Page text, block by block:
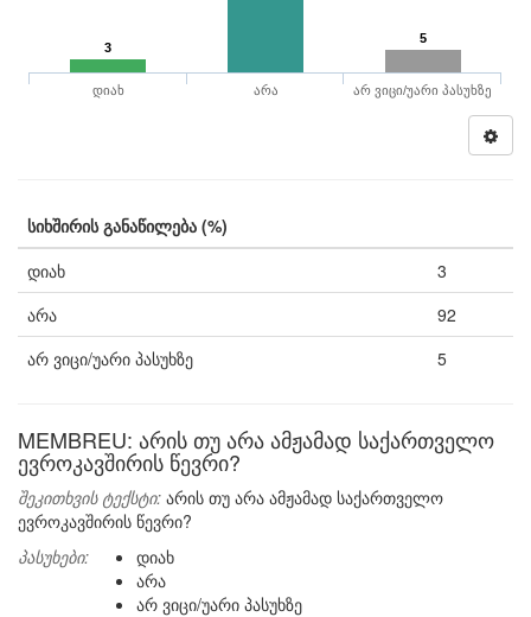
3
5
დიახ არა არ ვიცი/უარი პასუხზე
სიხშირის განაწილება (%)
დიახ
3
არა
92
არ ვიცი/უარი პასუხზე
5
MEMBREU: არის თუ არა ამჟამად საქართველო
ევროკავშირის წევრი?
შეკითხვის ტექსტი: არის თუ არა ამჟამად საქართველო
ევროკავშირის წევრი?
პასუხები:
დიახ
არა
არ ვიცი/უარი პასუხზე